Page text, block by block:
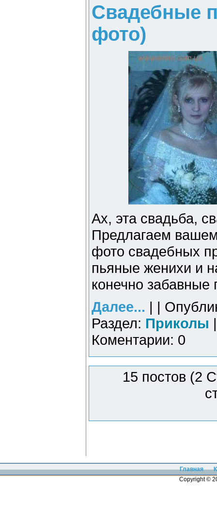
Свадебные
фото)
Ах, эта свадьба,
Предлагаем
фото свадебных
пьяные женихи и
конечно забавные
Далее... | |
Раздел: Приколы
Коментарии: 0
15 постов (2
Главная
Copyright ©